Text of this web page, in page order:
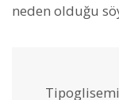
neden olduğu